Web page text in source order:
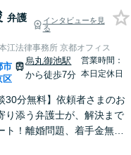
弁護
インタビューを見
る
江法律事務所 京都オフィス
市
区
烏丸御池駅
から徒歩7分
営業時間：
本日定休日
30分無料】依頼者さまのお
り添う弁護士が、解決まで
ト！離婚問題、着手金無料